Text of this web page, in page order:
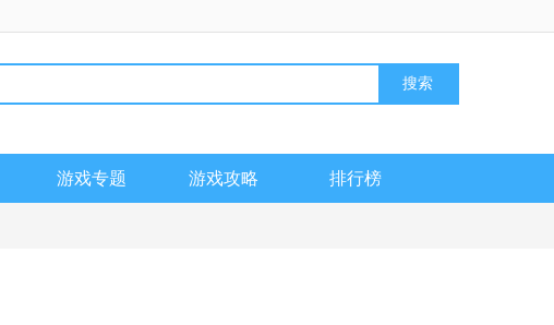
游戏专题 游戏攻略 排行榜